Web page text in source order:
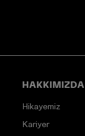
HAKKIMIZDA
Hikayemiz
Kariyer